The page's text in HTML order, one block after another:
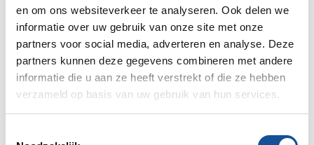
en om ons websiteverkeer te analyseren. Ook delen we
informatie over uw gebruik van onze site met onze
partners voor social media, adverteren en analyse. Deze
partners kunnen deze gegevens combineren met andere
informatie die u aan ze heeft verstrekt of die ze hebben
verzameld op basis van uw gebruik van hun services.
De einddatum is een indicatie, je dient nog wel definitief
af te melden voor retour.